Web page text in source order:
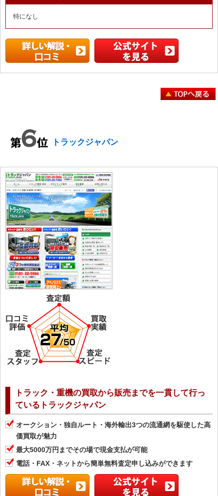
特になし
トラックジャパン
トラック・重機の買取から販売までを一貫して行っ
ているトラックジャパン
オークション・独自ルート・海外輸出3つの流通網を駆使した高
価買取が魅力
最大5000万円までその場で現金支払が可能
電話・FAX・ネットから簡単無料査定申し込みができます